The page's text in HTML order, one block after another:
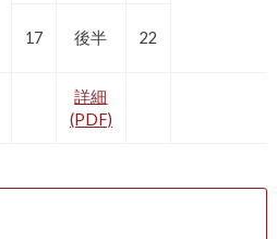
17 後半 22
詳細
(PDF)